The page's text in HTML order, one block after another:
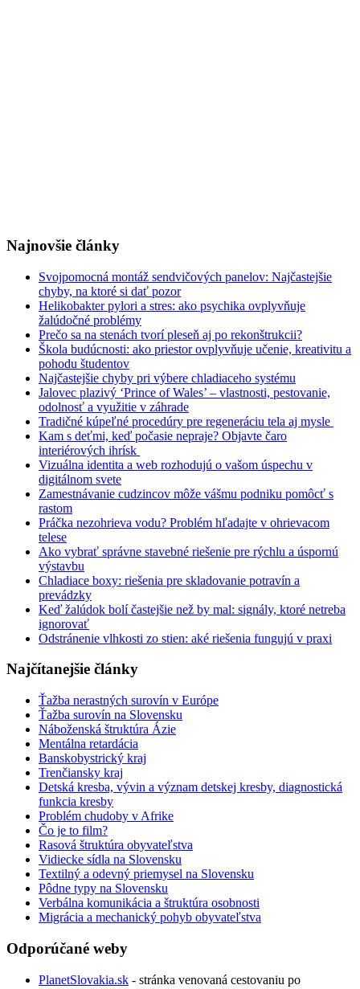
Najnovšie články
Svojpomocná montáž sendvičových panelov: Najčastejšie
chyby, na ktoré si dať pozor
Helikobakter pylori a stres: ako psychika ovplyvňuje
žalúdočné problémy
Prečo sa na stenách tvorí pleseň aj po rekonštrukcii?
Škola budúcnosti: ako priestor ovplyvňuje učenie, kreativitu a
pohodu študentov
Najčastejšie chyby pri výbere chladiaceho systému
Jalovec plazivý ‘Prince of Wales’ – vlastnosti, pestovanie,
odolnosť a využitie v záhrade
Tradičné kúpeľné procedúry pre regeneráciu tela aj mysle
Kam s deťmi, keď počasie nepraje? Objavte čaro
interiérových ihrísk
Vizuálna identita a web rozhodujú o vašom úspechu v
digitálnom svete
Zamestnávanie cudzincov môže vášmu podniku pomôcť s
rastom
Práčka nezohrieva vodu? Problém hľadajte v ohrievacom
telese
Ako vybrať správne stavebné riešenie pre rýchlu a úspornú
výstavbu
Chladiace boxy: riešenia pre skladovanie potravín a
prevádzky
Keď žalúdok bolí častejšie než by mal: signály, ktoré netreba
ignorovať
Odstránenie vlhkosti zo stien: aké riešenia fungujú v praxi
Najčítanejšie články
Ťažba nerastných surovín v Európe
Ťažba surovín na Slovensku
Náboženská štruktúra Ázie
Mentálna retardácia
Banskobystrický kraj
Trenčiansky kraj
Detská kresba, vývin a význam detskej kresby, diagnostická
funkcia kresby
Problém chudoby v Afrike
Čo je to film?
Rasová štruktúra obyvateľstva
Vidiecke sídla na Slovensku
Textilný a odevný priemysel na Slovensku
Pôdne typy na Slovensku
Verbálna komunikácia a štruktúra osobnosti
Migrácia a mechanický pohyb obyvateľstva
Odporúčané weby
PlanetSlovakia.sk - stránka venovaná cestovaniu po